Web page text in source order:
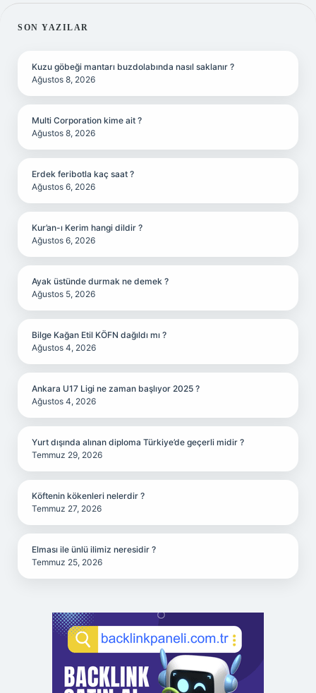
SIDEBAR
SON YAZILAR
Kuzu göbeği mantarı buzdolabında nasıl saklanır ?
Ağustos 8, 2026
Multi Corporation kime ait ?
Ağustos 8, 2026
Erdek feribotla kaç saat ?
Ağustos 6, 2026
Kur’an-ı Kerim hangi dildir ?
Ağustos 6, 2026
Ayak üstünde durmak ne demek ?
Ağustos 5, 2026
Bilge Kağan Etil KÖFN dağıldı mı ?
Ağustos 4, 2026
Ankara U17 Ligi ne zaman başlıyor 2025 ?
Ağustos 4, 2026
Yurt dışında alınan diploma Türkiye’de geçerli midir ?
Temmuz 29, 2026
Köftenin kökenleri nelerdir ?
Temmuz 27, 2026
Elması ile ünlü ilimiz neresidir ?
Temmuz 25, 2026